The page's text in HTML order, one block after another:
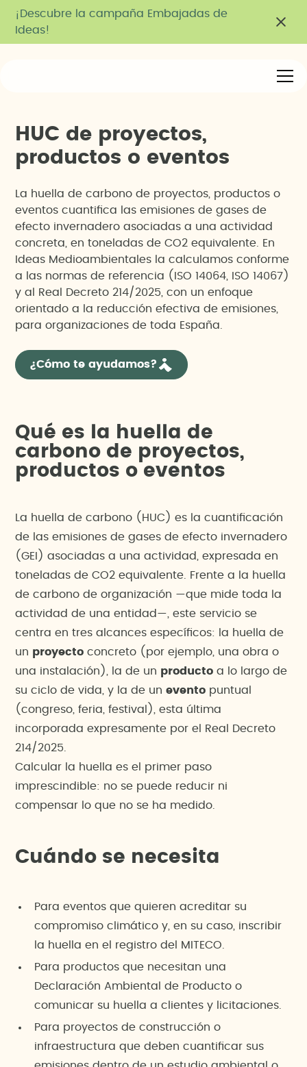
¡Descubre la campaña Embajadas de
Ideas!
H UC de proyectos,
productos o eventos
La huella de carbono de proyectos, productos o
eventos cuantifica las emisiones de gases de
efecto invernadero asociadas a una actividad
concreta, en toneladas de CO2 equivalente. En
Ideas Medioambientales la calculamos conforme
a las normas de referencia (ISO 14064, ISO 14067)
y al Real Decreto 214/2025, con un enfoque
orientado a la reducción efectiva de emisiones,
para organizaciones de toda España.
¿Cómo te ayudamos?
Qué es la huella de
carbono de proyectos,
productos o eventos
La huella de carbono (HUC) es la cuantificación
de las emisiones de gases de efecto invernadero
(GEI) asociadas a una actividad, expresada en
toneladas de CO2 equivalente. Frente a la huella
de carbono de organización —que mide toda la
actividad de una entidad—, este servicio se
centra en tres alcances específicos: la huella de
un proyecto concreto (por ejemplo, una obra o
una instalación), la de un producto a lo largo de
su ciclo de vida, y la de unevento puntual
(congreso, feria, festival), esta última
incorporada expresamente por el Real Decreto
214/2025.
Calcular la huella es el primer paso
imprescindible: no se puede reducir ni
compensar lo que no se ha medido.
Cuándo se necesita
Para eventos que quieren acreditar su
compromiso climático y, en su caso, inscribir
la huella en el registro del MITECO.
Para productos que necesitan una
Declaración Ambiental de Producto o
comunicar su huella a clientes y licitaciones.
Para proyectos de construcción o
infraestructura que deben cuantificar sus